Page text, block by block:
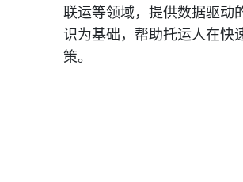
联运等领域，提供数据驱动
识为基础，帮助托运人在快
策。